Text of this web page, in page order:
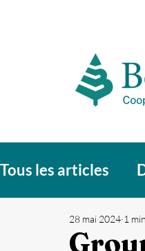
Tous les articles
28 mai 2024 1